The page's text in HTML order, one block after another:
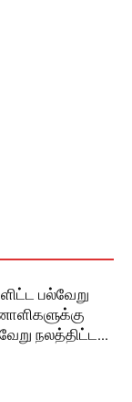
பல்வேறு
நலத்திட்ட...